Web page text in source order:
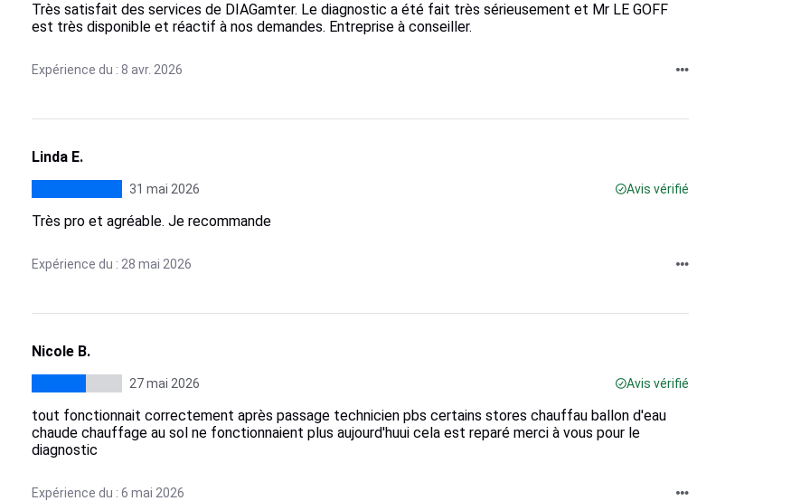
Très satisfait des services de DIAGamter. Le diagnostic a été fait très sérieusement et Mr LE GOFF
est très disponible et réactif à nos demandes. Entreprise à conseiller.
Expérience du : 8 avr. 2026
Linda E.
31 mai 2026 Avis vérifié
Très pro et agréable. Je recommande
Expérience du : 28 mai 2026
Nicole B.
27 mai 2026 Avis vérifié
tout fonctionnait correctement après passage technicien pbs certains stores chauffau ballon d'eau
chaude chauffage au sol ne fonctionnaient plus aujourd'huui cela est reparé merci à vous pour le
diagnostic
Expérience du : 6 mai 2026